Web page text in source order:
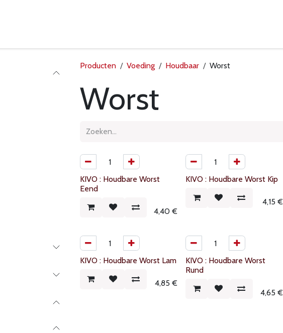
Producten Voeding Houdbaar Worst
Worst
KIVO : Houdbare Worst
Eend
4,40 €
KIVO : Houdbare Worst Kip
4,15 €
KIVO : Houdbare Worst Lam
4,85 €
KIVO : Houdbare Worst
Rund
4,65 €